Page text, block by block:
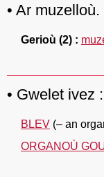
Ar muzelloù.
Gerioù (2)
Gwelet ivez :
BLEV (– an
ORGANOÙ